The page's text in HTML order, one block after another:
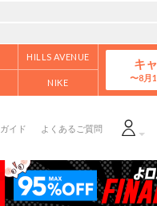
HILLS AVENUE
NIKE
キ
8月
イド よくあるご質問